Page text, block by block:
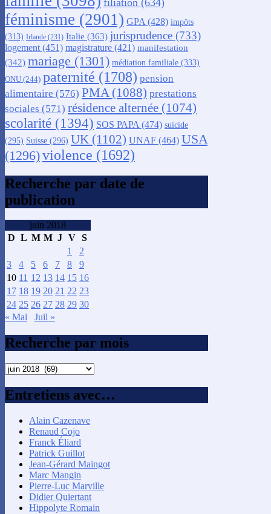
féminisme (2901) GPA (428) impôts
(313) Irlande (231) Italie (363) jurisprudence (733)
logement (451) magistrature (421) manifestation
(342) mariage (1301) médiation familiale (333)
ONU (244) paternité (1708) pension
alimentaire (576) PMA (1088) prestations
sociales (571) résidence alternée (1074)
scolarité (1394) SOS PAPA (474) suicide
(295) Suisse (296) UK (1102) UNAF (464) USA
(1296)violence (1692)
Recherche par date de
publication
juin 2018
D L M M J V S
1
2
3
4 5 6 7 8
9
10 11 12 13 14 15 16
17 18 19 20 21 22 23
24 25 26 27 28 29 30
« Mai
Juil »
Recherche par mois
Recherche
mois
Entretiens avec…
Alain Cazenave
Renaud Cojo
Franck Éliard
Patrick Guillot
Jean-Gérard Maingot
Marc Mangin
Pierre-Luc Marville
Didier Quiertant
Hippolyte Romain